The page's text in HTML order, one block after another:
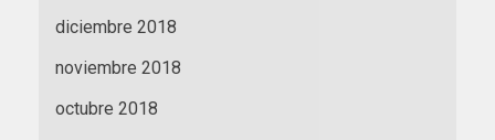
diciembre 2018
noviembre 2018
octubre 2018